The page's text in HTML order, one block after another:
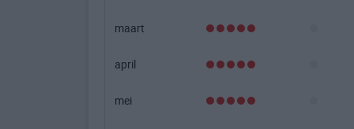
maart
april
mei